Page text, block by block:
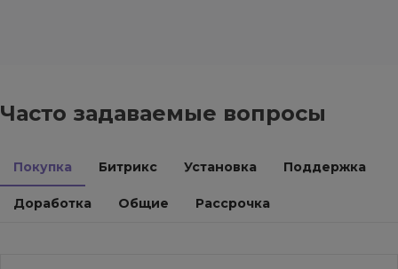
Часто задаваемые вопросы
Покупка Битрикс Установка Поддержка
Доработка Общие Рассрочка